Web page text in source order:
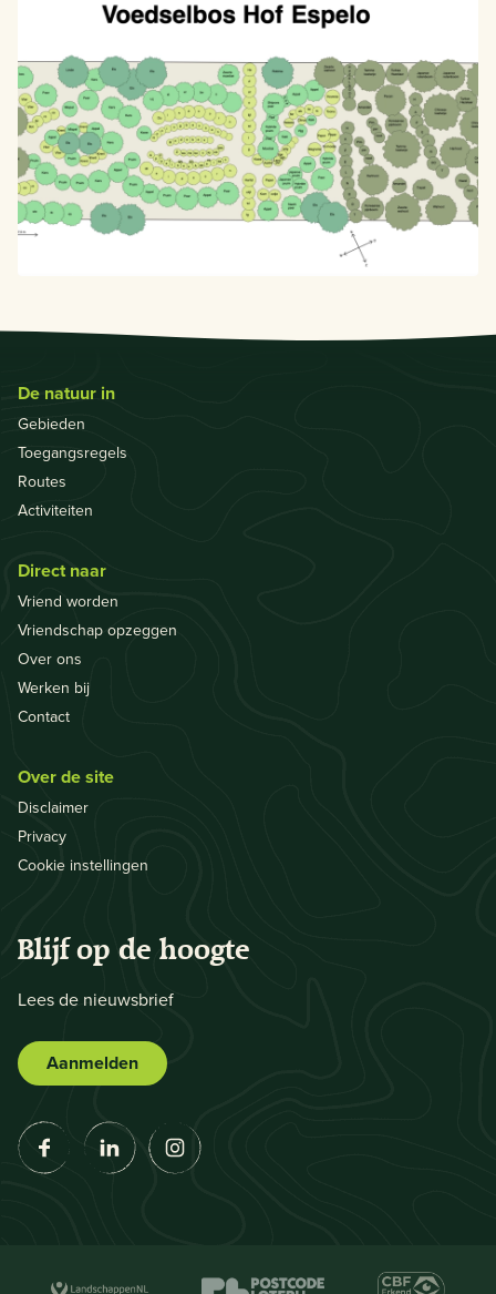
De natuur in
Gebieden
Toegangsregels
Routes
Activiteiten
Direct naar
Vriend worden
Vriendschap opzeggen
Over ons
Werken bij
Contact
Over de site
Disclaimer
Privacy
Cookie instellingen
Blijf op de hoogte
Lees de nieuwsbrief
Aanmelden